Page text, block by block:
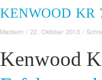
KENWOOD KR
Mackern / 22. Oktober 2013 /
Kenwood